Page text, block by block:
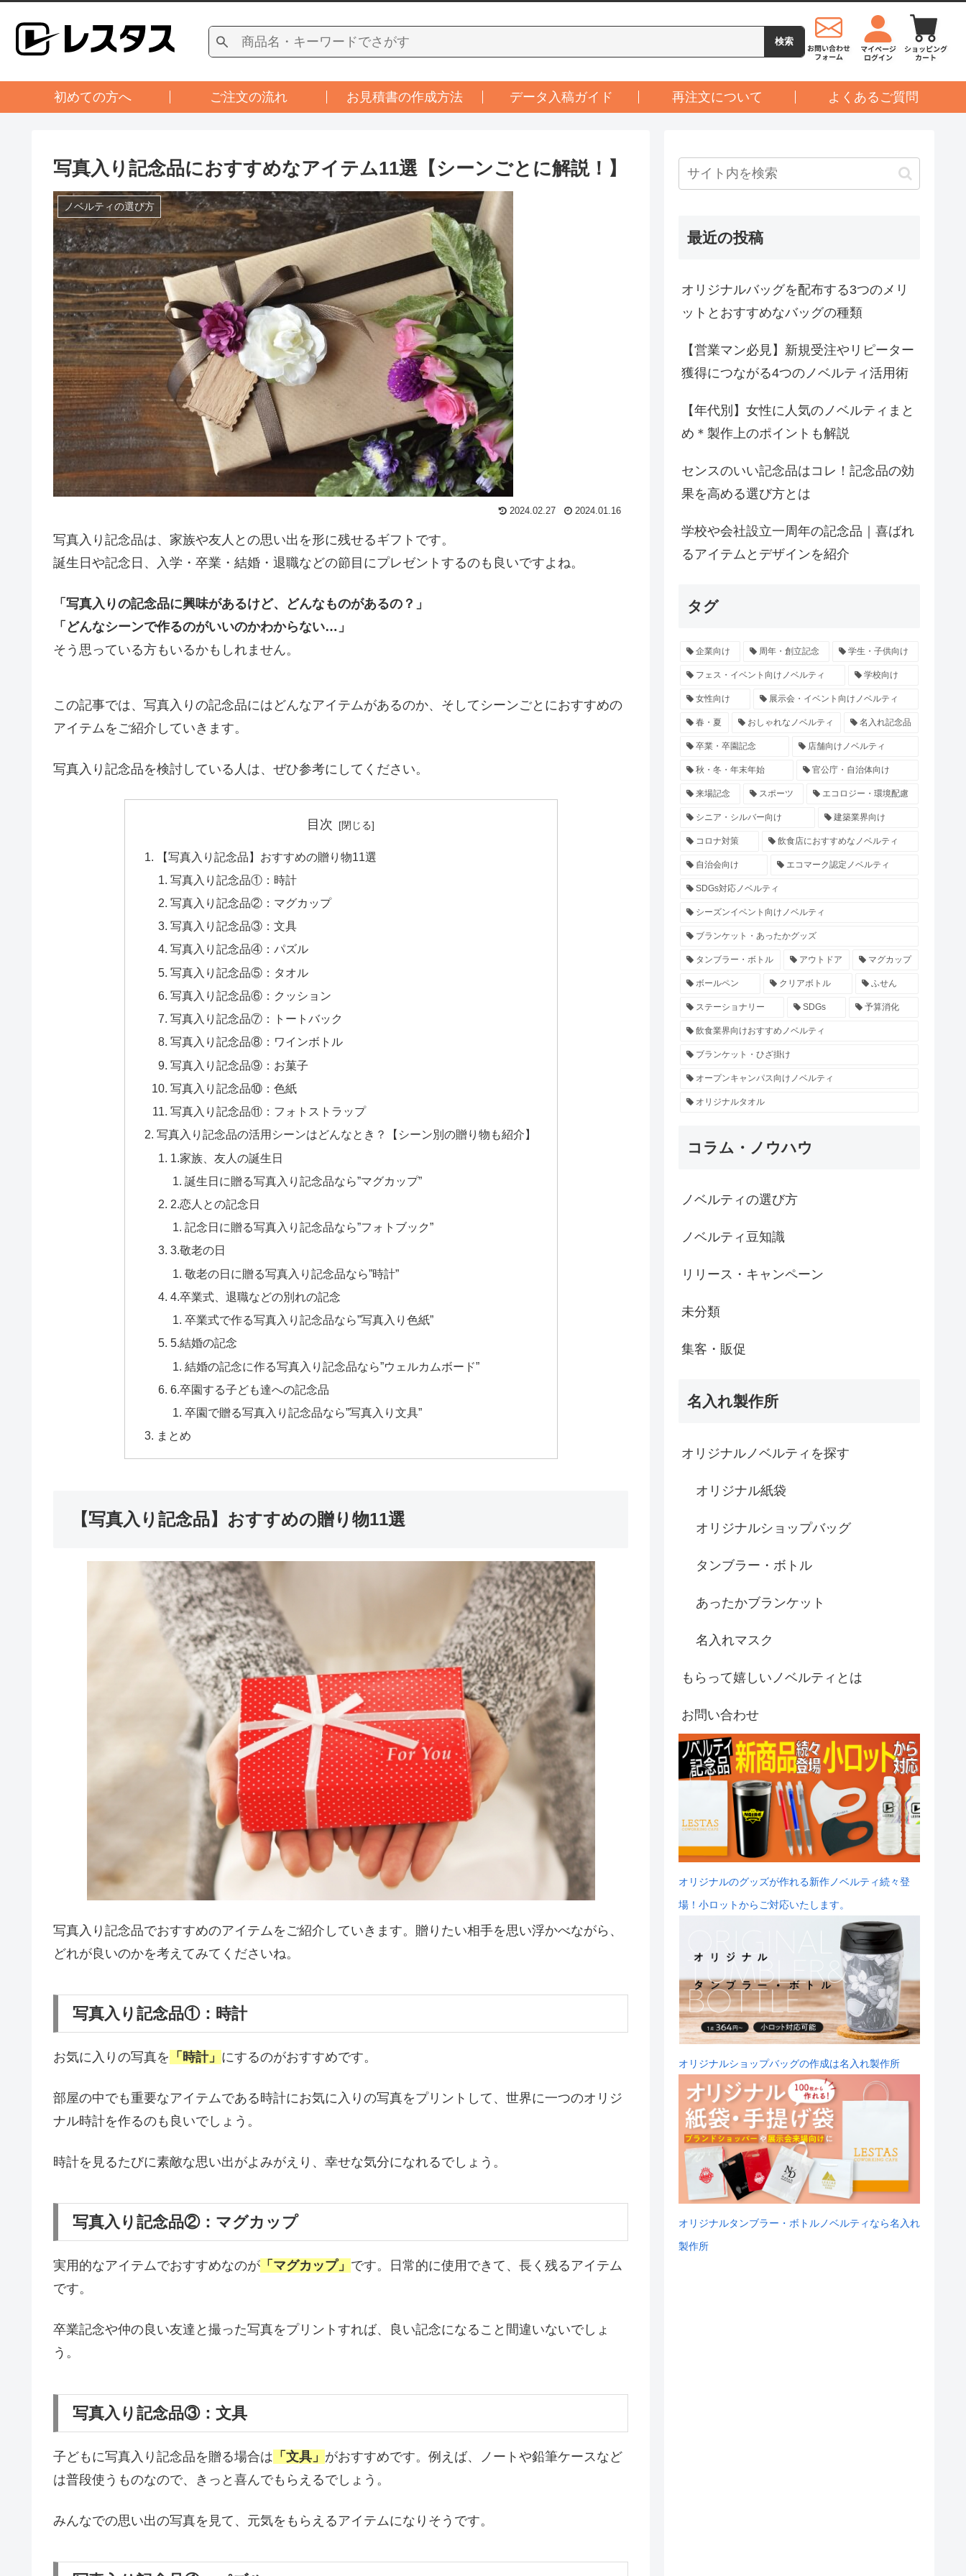
初めての方へ ご注文の流れ お見積書の作成方法 データ入稿ガイド 再注文について よくあるご質問
写真入り記念品におすすめなアイテム11選【シーンごとに解説！】
ノベルティの選び方
2024.02.27 2024.01.16
写真入り記念品は、家族や友人との思い出を形に残せるギフトです。
誕生日や記念日、入学・卒業・結婚・退職などの節目にプレゼントするのも良いですよね。
「写真入りの記念品に興味があるけど、どんなものがあるの？」
「どんなシーンで作るのがいいのかわからない…」
そう思っている方もいるかもしれません。
この記事では、写真入りの記念品にはどんなアイテムがあるのか、そしてシーンごとにおすすめの
アイテムをご紹介していきます。
写真入り記念品を検討している人は、ぜひ参考にしてください。
目次
【写真入り記念品】おすすめの贈り物11選
写真入り記念品①：時計
写真入り記念品②：マグカップ
写真入り記念品③：文具
写真入り記念品④：パズル
写真入り記念品⑤：タオル
写真入り記念品⑥：クッション
写真入り記念品⑦：トートバック
写真入り記念品⑧：ワインボトル
写真入り記念品⑨：お菓子
写真入り記念品⑩：色紙
写真入り記念品⑪：フォトストラップ
写真入り記念品の活用シーンはどんなとき？【シーン別の贈り物も紹介】
1.家族、友人の誕生日
誕生日に贈る写真入り記念品なら”マグカップ”
2.恋人との記念日
記念日に贈る写真入り記念品なら”フォトブック”
3.敬老の日
敬老の日に贈る写真入り記念品なら”時計”
4.卒業式、退職などの別れの記念
卒業式で作る写真入り記念品なら”写真入り色紙”
5.結婚の記念
結婚の記念に作る写真入り記念品なら”ウェルカムボード”
6.卒園する子ども達への記念品
卒園で贈る写真入り記念品なら”写真入り文具”
まとめ
【写真入り記念品】おすすめの贈り物11選
写真入り記念品でおすすめのアイテムをご紹介していきます。贈りたい相手を思い浮かべながら、
どれが良いのかを考えてみてくださいね。
写真入り記念品①：時計
お気に入りの写真を 「時計」 にするのがおすすめです。
部屋の中でも重要なアイテムである時計にお気に入りの写真をプリントして、世界に一つのオリジ
ナル時計を作るのも良いでしょう。
時計を見るたびに素敵な思い出がよみがえり、幸せな気分になれるでしょう。
写真入り記念品②：マグカップ
実用的なアイテムでおすすめなのが 「マグカップ」 です。日常的に使用できて、長く残るアイテム
です。
卒業記念や仲の良い友達と撮った写真をプリントすれば、良い記念になること間違いないでしょ
う。
写真入り記念品③：文具
子どもに写真入り記念品を贈る場合は 「文具」 がおすすめです。例えば、ノートや鉛筆ケースなど
は普段使うものなので、きっと喜んでもらえるでしょう。
みんなでの思い出の写真を見て、元気をもらえるアイテムになりそうです。
最近の投稿
オリジナルバッグを配布する3つのメリ
ットとおすすめなバッグの種類
【営業マン必見】新規受注やリピーター
獲得につながる4つのノベルティ活用術
【年代別】女性に人気のノベルティまと
め＊製作上のポイントも解説
センスのいい記念品はコレ！記念品の効
果を高める選び方とは
学校や会社設立一周年の記念品｜喜ばれ
るアイテムとデザインを紹介
タグ
企業向け 周年・創立記念 学生・子供向け
フェス・イベント向けノベルティ 学校向け
女性向け 展示会・イベント向けノベルティ
春・夏 おしゃれなノベルティ 名入れ記念品
卒業・卒園記念 店舗向けノベルティ
秋・冬・年末年始 官公庁・自治体向け
来場記念 スポーツ エコロジー・環境配慮
シニア・シルバー向け 建築業界向け
コロナ対策 飲食店におすすめなノベルティ
自治会向け エコマーク認定ノベルティ
SDGs対応ノベルティ
シーズンイベント向けノベルティ
ブランケット・あったかグッズ
タンブラー・ボトル アウトドア マグカップ
ボールペン クリアボトル ふせん
ステーショナリー SDGs 予算消化
飲食業界向けおすすめノベルティ
ブランケット・ひざ掛け
オープンキャンパス向けノベルティ
オリジナルタオル
コラム・ノウハウ
ノベルティの選び方
ノベルティ豆知識
リリース・キャンペーン
未分類
集客・販促
名入れ製作所
オリジナルノベルティを探す
オリジナル紙袋
オリジナルショップバッグ
タンブラー・ボトル
あったかブランケット
名入れマスク
もらって嬉しいノベルティとは
お問い合わせ
オリジナルのグッズが作れる新作ノベルティ続々登
場！小ロットからご対応いたします。
オリジナルショップバッグの作成は名入れ製作所
オリジナルタンブラー・ボトルノベルティなら名入れ
製作所